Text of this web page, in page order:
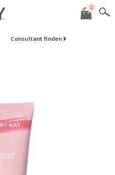
0
Consultant finden